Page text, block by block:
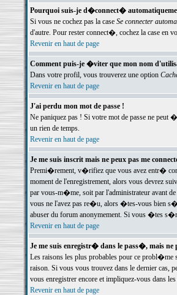
Pourquoi suis-je d�connect�
Si vous ne cochez pas la case Se connecter
d'autre. Pour rester connect�, cochez la case
Revenir en haut de page
Comment puis-je �viter que mon nom
Dans votre profil, vous trouverez une option
Revenir en haut de page
J'ai perdu mon mot de passe !
Ne paniquez pas ! Si votre mot de passe ne
un rien de temps.
Revenir en haut de page
Je me suis inscrit mais ne peux pas me
Premi�rement, v�rifiez que vous avez entr�
moment de l'enregistrement, alors vous devrez
par vous-m�me, soit par l'administrateur avant
vous ne l'avez pas re�u, alors �tes-vous bien
abuser du forum anonymement. Si vous �tes s�r
Revenir en haut de page
Je me suis enregistr� dans le pass�, mais ne
Les raisons les plus probables pour ce
raison. Si vous vous trouvez dans le dernier
vous enregistrer encore et impliquez-vous dans
Revenir en haut de page